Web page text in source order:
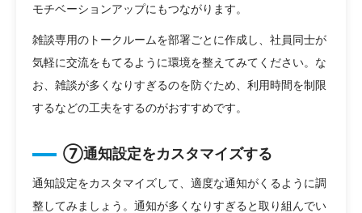
モチベーションアップにもつながります。
雑談専用のトークルームを部署ごとに作成し、社員同士が
気軽に交流をもてるように環境を整えてみてください。な
お、雑談が多くなりすぎるのを防ぐため、利用時間を制限
するなどの工夫をするのがおすすめです。
⑦通知設定をカスタマイズする
通知設定をカスタマイズして、適度な通知がくるように調
整してみましょう。通知が多くなりすぎると取り組んでい